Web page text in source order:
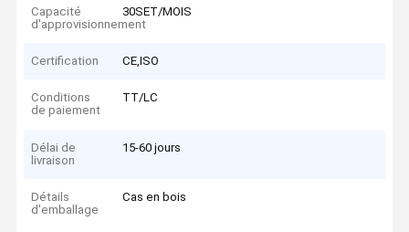
Capacité
d'approvisionnement
30SET/MOIS
Certification CE,ISO
Conditions
de paiement
TT/LC
Délai de
livraison
15-60 jours
Détails
d'emballage
Cas en bois